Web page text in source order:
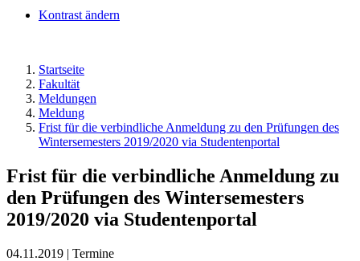
Kontrast ändern
Startseite
Fakultät
Meldungen
Meldung
Frist für die verbindliche Anmeldung zu den Prüfungen des
Wintersemesters 2019/2020 via Studentenportal
Frist für die verbindliche Anmeldung zu
den Prüfungen des Wintersemesters
2019/2020 via Studentenportal
04.11.2019 | Termine